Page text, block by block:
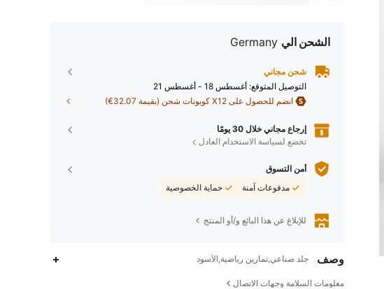
الشحن الي Germany
شحن مجاني
التوصيل المتوقع: أغسطس 18 - أغسطس 21
انضم للحصول على X12 كوبونات شحن (بقيمة 32.07€)
إرجاع مجاني خلال 30 يومًا
تخضع لسياسة الاستخدام العادل
أمن التسوق
مدفوعات آمنة
حماية الخصوصية
للإبلاغ عن هذا البائع و/أو المنتج
وصف جلد صناعي,تمارين رياضية,الأسود
معلومات السلامة وجهات الاتصال